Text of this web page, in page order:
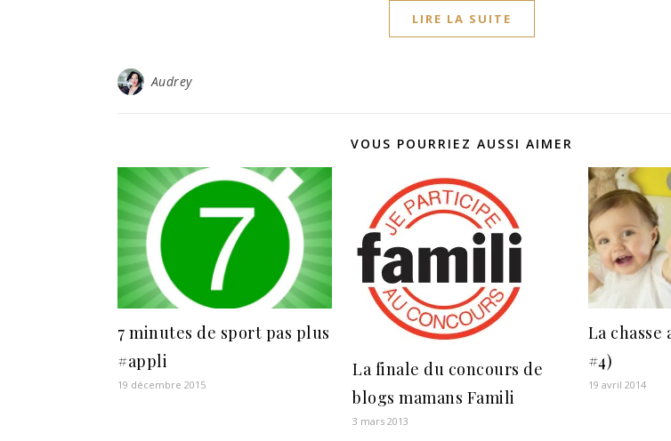
LIRE LA SUITE
Audrey
VOUS POURRIEZ AUSSI AIMER
7 minutes de sport pas plus
#appli
19 décembre 2015
La finale du concours de
blogs mamans Famili
3 mars 2013
La
#4)
19 avril 2014